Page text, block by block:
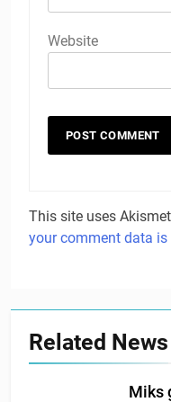
Website
This site uses
your comment data is
Related News
Miks